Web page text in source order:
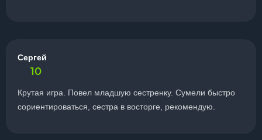
Сергей
10
Крутая игра. Повел младшую сестренку. Сумели быстро
сориентироваться, сестра в восторге, рекомендую.